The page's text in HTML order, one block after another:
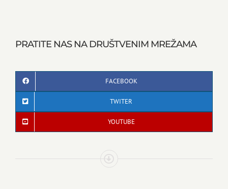
PRATITE NAS NA DRUŠTVENIM MREŽAMA
FACEBOOK
TWITER
YOUTUBE